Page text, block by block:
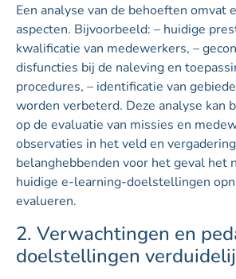
Een analyse van de behoeften omvat
aspecten. Bijvoorbeeld: – huidige
kwalificatie van medewerkers, –
disfuncties bij de naleving en
procedures, – identificatie van
worden verbeterd. Deze analyse kan
op de evaluatie van missies en
observaties in het veld en
belanghebbenden voor het geval het
huidige e-learning-doelstellingen
evalueren.
2. Verwachtingen en
doelstellingen